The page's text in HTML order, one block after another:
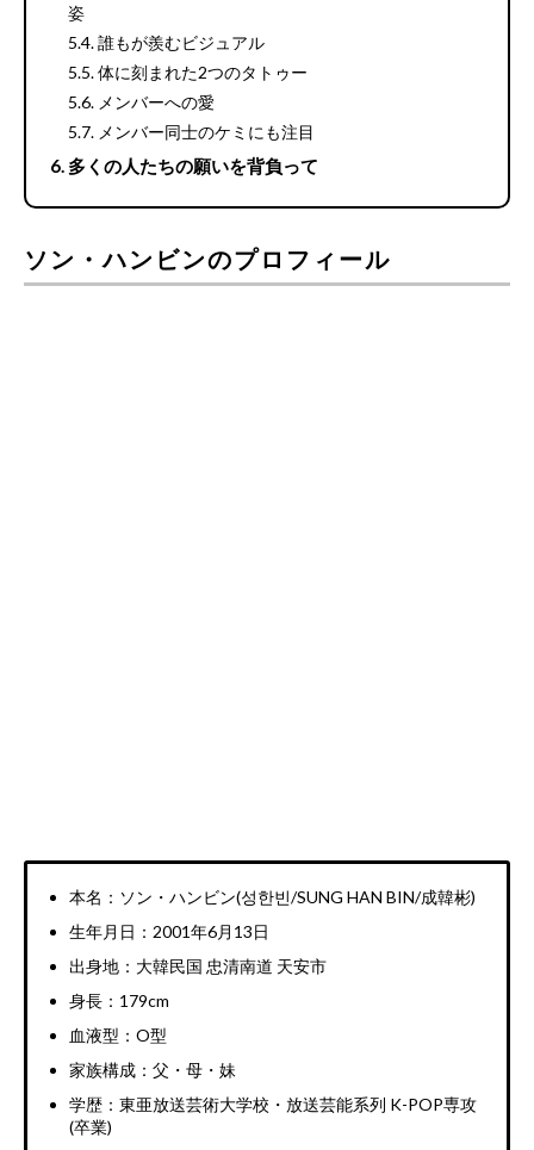
姿
誰もが羨むビジュアル
体に刻まれた2つのタトゥー
メンバーへの愛
メンバー同士のケミにも注目
多くの人たちの願いを背負って
ソン・ハンビンのプロフィール
本名：ソン・ハンビン(성한빈/SUNG HAN BIN/成韓彬)
生年月日：2001年6月13日
出身地：大韓民国 忠清南道 天安市
身長：179cm
血液型：O型
家族構成：父・母・妹
学歴：東亜放送芸術大学校・放送芸能系列 K-POP専攻
(卒業)